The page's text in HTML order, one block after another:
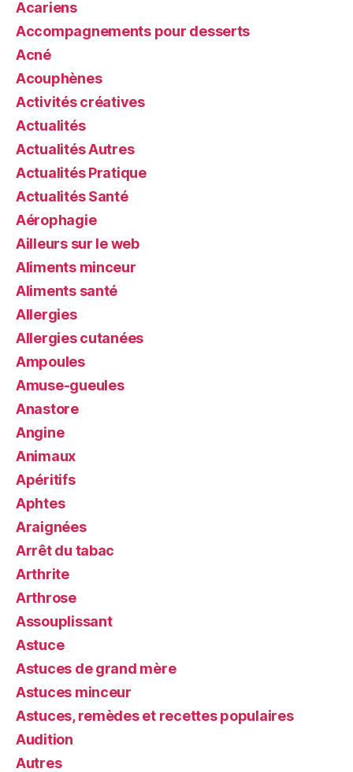
Acariens
Accompagnements pour desserts
Acné
Acouphènes
Activités créatives
Actualités
Actualités Autres
Actualités Pratique
Actualités Santé
Aérophagie
Ailleurs sur le web
Aliments minceur
Aliments santé
Allergies
Allergies cutanées
Ampoules
Amuse-gueules
Anastore
Angine
Animaux
Apéritifs
Aphtes
Araignées
Arrêt du tabac
Arthrite
Arthrose
Assouplissant
Astuce
Astuces de grand mère
Astuces minceur
Astuces, remèdes et recettes populaires
Audition
Autres